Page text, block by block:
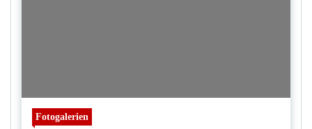
Fotogalerien